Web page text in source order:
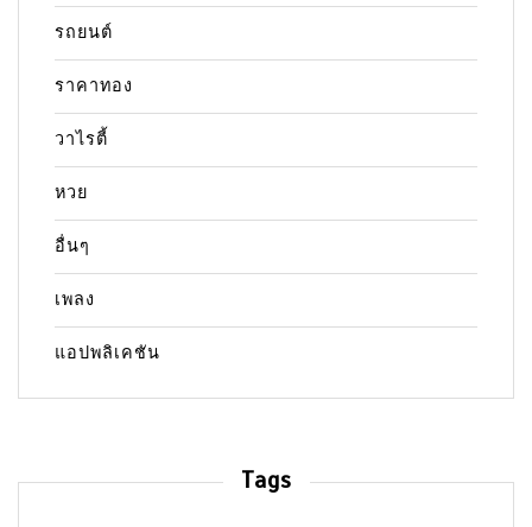
รถยนต์
ราคาทอง
วาไรตี้
หวย
อื่นๆ
เพลง
แอปพลิเคชัน
Tags